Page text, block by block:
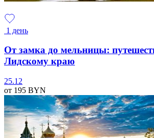
1 день
От замка до мельницы:
Лидскому краю
25.12
от 195 BYN